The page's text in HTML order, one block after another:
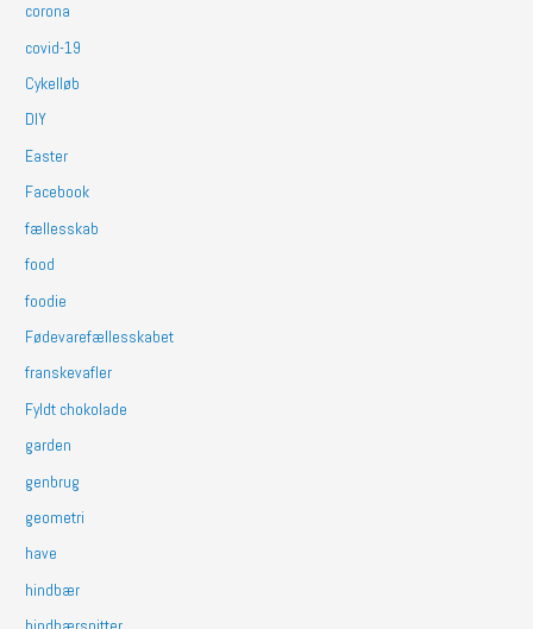
corona
covid-19
Cykelløb
DIY
Easter
Facebook
fællesskab
food
foodie
Fødevarefællesskabet
franskevafler
Fyldt chokolade
garden
genbrug
geometri
have
hindbær